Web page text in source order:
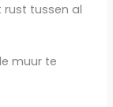
rust tussen al
muur te